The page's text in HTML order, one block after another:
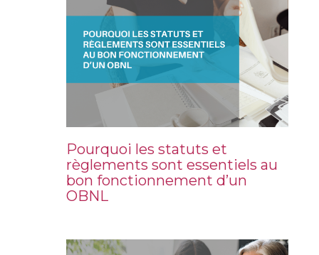
Pourquoi les statuts et
règlements sont essentiels au
bon fonctionnement d’un
OBNL